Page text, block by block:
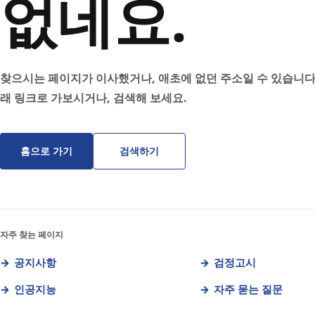
없네요.
찾으시는 페이지가 이사했거나, 애초에 없던 주소일 수 있습니
래 링크로 가보시거나, 검색해 보세요.
홈으로 가기 검색하기
자주 찾는 페이지
공지사항
검정고시
인공지능
자주 묻는 질문